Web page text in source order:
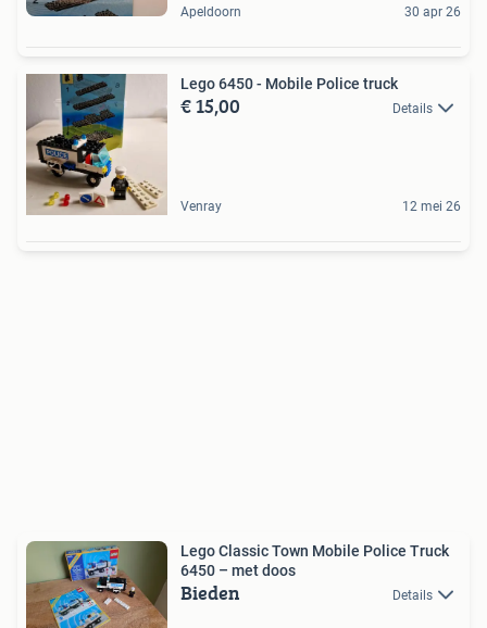
Apeldoorn 30 apr 26
Lego 6450 - Mobile Police truck
€ 15,00 Details
Venray 12 mei 26
Lego Classic Town Mobile Police Truck
6450 – met doos
Bieden Details